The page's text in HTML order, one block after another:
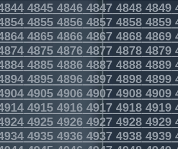
48454846484748484849
48554856485748584859
48654866486748684869
48754876487748784879
48854886488748884889
48954896489748984899
49054906490749084909
49154916491749184919
49254926492749284929
49354936493749384939